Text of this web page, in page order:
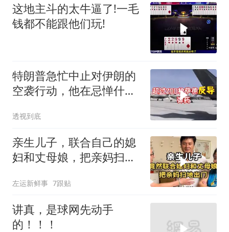
这地主斗的太牛逼了!一毛
钱都不能跟他们玩!
特朗普急忙中止对伊朗的
空袭行动，他在忌惮什
透视到底
亲生儿子，联合自己的媳
妇和丈母娘，把亲妈扫地
左运新鲜事 7跟贴
讲真，是球网先动手
的！！！